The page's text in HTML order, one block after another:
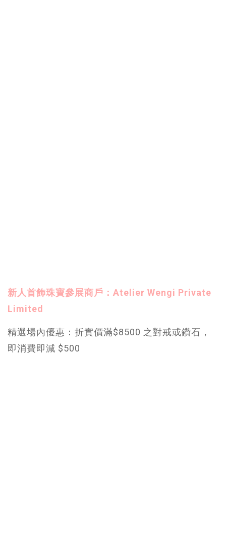
新人首飾珠寶參展商戶：Atelier Wengi Private
Limited
精選場內優惠：折實價滿$8500 之對戒或鑽石，
即消費即減 $500